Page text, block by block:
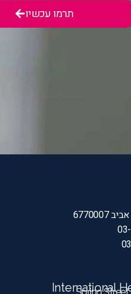
תרמו עכשיו
International